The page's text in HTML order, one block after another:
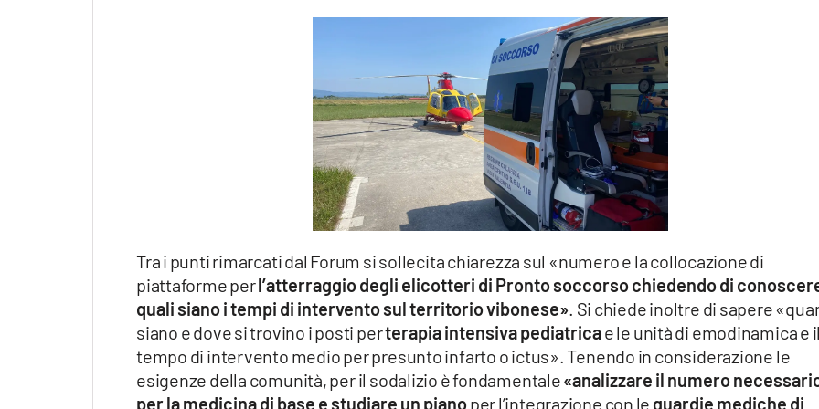
Tra i punti rimarcati dal Forum si sollecita chiarezza sul «numero e la collocazione di
piattaforme perl’atterraggio degli elicotteri di Pronto soccorso chiedendo di
quali siano i tempi di intervento sul territorio vibonese» . Si chiede inoltre di sapere
siano e dove si trovino i posti perterapia intensiva pediatricae le unità di emodinamica e il
tempo di intervento medio per presunto infarto o ictus». Tenendo in considerazione le
esigenze della comunità, per il sodalizio è fondamentale«analizzare il numero
per la medicina di base e studiare un pianoper l’integrazione con le guardie mediche di